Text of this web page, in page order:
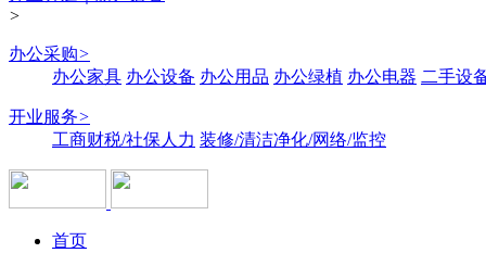
>
办公采购>
办公家具 办公设备 办公用品 办公绿植 办公电器 二手设
开业服务>
工商财税/社保人力 装修/清洁净化/网络/监控
首页